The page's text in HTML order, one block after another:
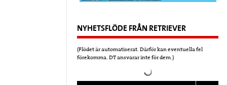
NYHETSFLÖDE FRÅN RETRIEVER
(Flödet är automatiserat. Därför kan eventuella fel
förekomma. DT ansvarar inte för dem.)